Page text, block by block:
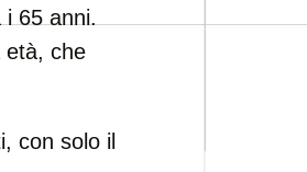
65 anni.
età, che
con solo il